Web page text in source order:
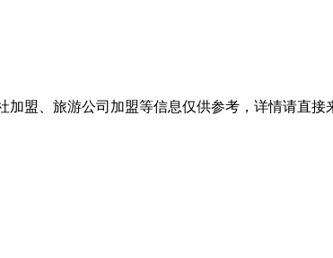
、旅游公司加盟等信息仅供参考，详情请直接来